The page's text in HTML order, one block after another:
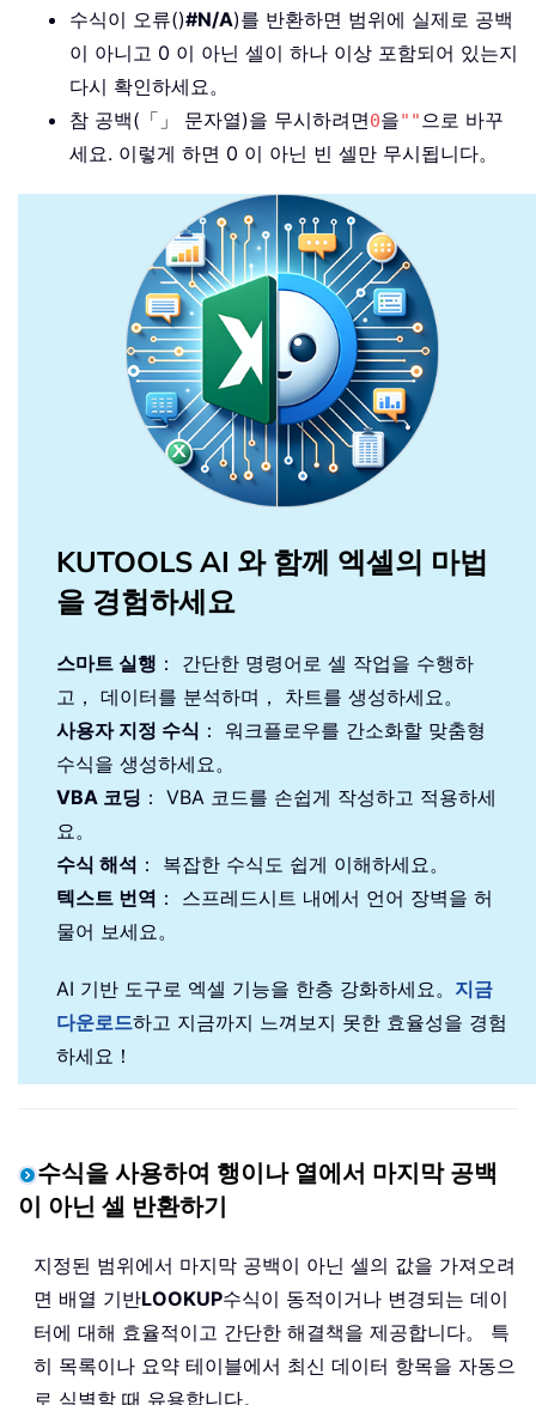
수식이 오류()#N/A)를 반환하면 범위에 실제로 공백
이 아니고 0 이 아닌 셀이 하나 이상 포함되어 있는지
다시 확인하세요。
참 공백(「」 문자열)을 무시하려면0을""으로 바꾸
세요. 이렇게 하면 0 이 아닌 빈 셀만 무시됩니다。
KUTOOLS AI 와 함께 엑셀의 마법
을 경험하세요
스마트 실행 ： 간단한 명령어로 셀 작업을 수행하
고， 데이터를 분석하며， 차트를 생성하세요。
사용자 지정 수식 ： 워크플로우를 간소화할 맞춤형
수식을 생성하세요。
VBA 코딩 ： VBA 코드를 손쉽게 작성하고 적용하세
요。
수식 해석 ： 복잡한 수식도 쉽게 이해하세요。
텍스트 번역 ： 스프레드시트 내에서 언어 장벽을 허
물어 보세요。
AI 기반 도구로 엑셀 기능을 한층 강화하세요。 지금
다운로드하고 지금까지 느껴보지 못한 효율성을 경험
하세요！
수식을 사용하여 행이나 열에서 마지막 공백
이 아닌 셀 반환하기
지정된 범위에서 마지막 공백이 아닌 셀의 값을 가져오려
면 배열 기반LOOKUP수식이 동적이거나 변경되는 데이
터에 대해 효율적이고 간단한 해결책을 제공합니다。 특
히 목록이나 요약 테이블에서 최신 데이터 항목을 자동으
로 식별할 때 유용합니다。